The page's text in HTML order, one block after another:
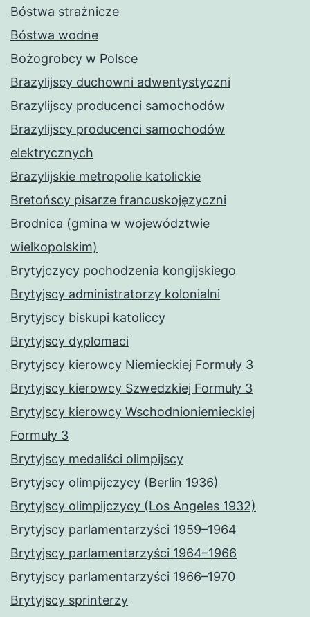
Bóstwa strażnicze
Bóstwa wodne
Bożogrobcy w Polsce
Brazylijscy duchowni adwentystyczni
Brazylijscy producenci samochodów
Brazylijscy producenci samochodów
elektrycznych
Brazylijskie metropolie katolickie
Bretońscy pisarze francuskojęzyczni
Brodnica (gmina w województwie
wielkopolskim)
Brytyjczycy pochodzenia kongijskiego
Brytyjscy administratorzy kolonialni
Brytyjscy biskupi katoliccy
Brytyjscy dyplomaci
Brytyjscy kierowcy Niemieckiej Formuły 3
Brytyjscy kierowcy Szwedzkiej Formuły 3
Brytyjscy kierowcy Wschodnioniemieckiej
Formuły 3
Brytyjscy medaliści olimpijscy
Brytyjscy olimpijczycy (Berlin 1936)
Brytyjscy olimpijczycy (Los Angeles 1932)
Brytyjscy parlamentarzyści 1959–1964
Brytyjscy parlamentarzyści 1964–1966
Brytyjscy parlamentarzyści 1966–1970
Brytyjscy sprinterzy